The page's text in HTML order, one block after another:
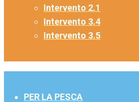
Intervento 2.1
Intervento 3.4
Intervento 3.5
PER LA PESCA